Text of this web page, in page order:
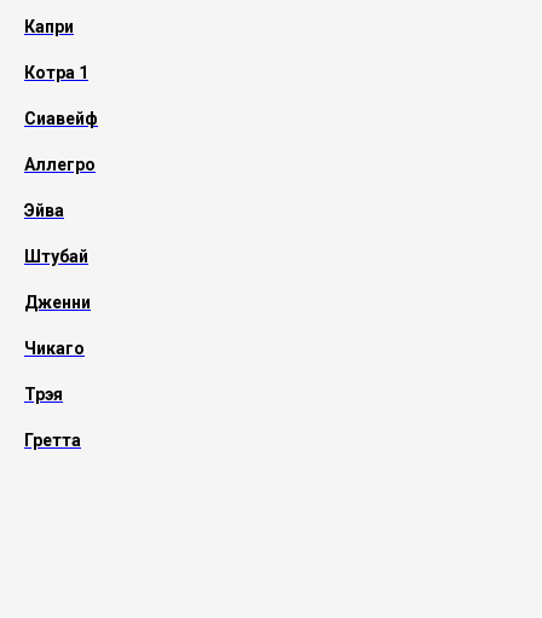
Капри
Котра 1
Сиавейф
Аллегро
Эйва
Штубай
Дженни
Чикаго
Трэя
Гретта